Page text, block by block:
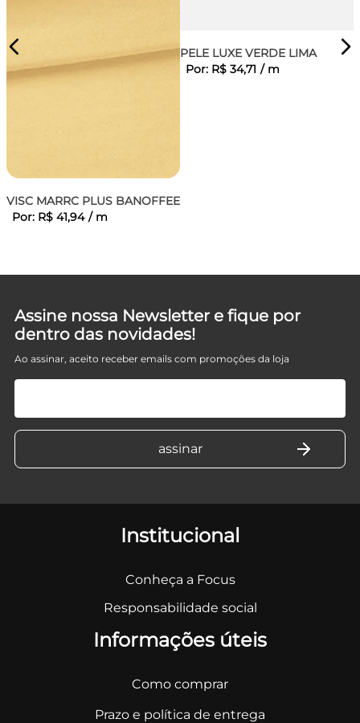
VISC MARRC PLUS BANOFFEE
Por: R$ 41,94 / m
PELE LUXE VERDE LIMA
Por: R$ 34,71 / m
Assine nossa Newsletter e fique por
dentro das novidades!
Ao assinar, aceito receber emails com promoções da loja
Institucional
Conheça a Focus
Responsabilidade social
Informações úteis
Como comprar
Prazo e política de entrega